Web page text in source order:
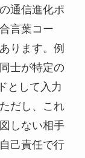
通信進化ポ
言葉コー
ります。例
士が特定の
として入力
だし、これ
しない相手
己責任で行